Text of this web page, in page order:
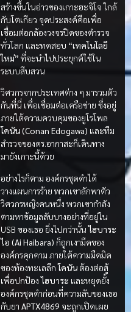
สร้างขึ้นในอ่าวของเกาะฮะจิโจ ใกล้
กับโตเกียว จุดประสงค์คือเพื่อ
เชื่อมต่อกล้องวงจรปิดของตำรวจ
ทั่วโลก และทดสอบ “เทคโนโลยี
ใหม่” ที่จะนำไปประยุกต์ใช้ใน
ระบบสืบสวน
วิศวกรจากประเทศต่าง ๆ มารวมตัว
กันที่นี่ เพื่อเชื่อมต่อเครือข่าย ซึ่งอยู่
ภายใต้ความควบคุมของยูโรโพล
โคนัน (Conan Edogawa) และทีม
สำรวจของดร.อากาสะก็เดินทาง
มายังเกาะนี้ด้วย
อย่างไรก็ตาม องค์กรชุดดำได้
วางแผนการร้าย พวกเขาลักพาตัว
วิศวกรหญิงคนหนึ่ง พวกเขากำลัง
ตามหาข้อมูลลับบางอย่างที่อยู่ใน
USB ของเธอ ยิ่งไปกว่านั้นไฮบาระ
ไอ (Ai Haibara) ก็ถูกเงามืดของ
องค์กรคุกคาม ภายใต้ความมืดมิด
ของท้องทะเลลึกโคนัน ต้องต่อสู้
เพื่อปกป้องไฮบาระ และหยุดยั้ง
องค์กรชุดดำก่อนที่ความลับของเธอ
กับยา APTX4869 จะถูกเปิดเผย